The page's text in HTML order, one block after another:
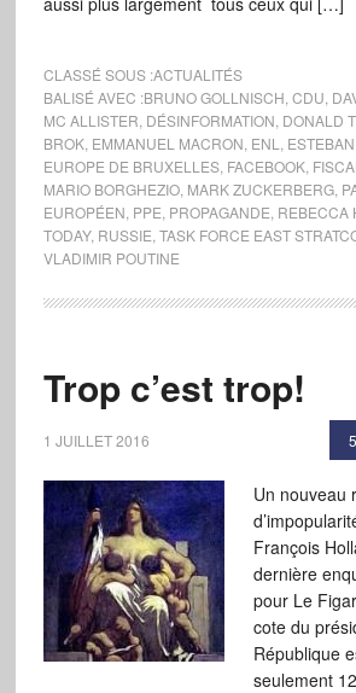
CLASSÉ SOUS :ACTUALITÉS
BALISÉ AVEC :BRUNO GOLLNISCH CDU
MC ALLISTER DÉSINFORMATION DONALD
BROK, EMMANUEL MACRON ENL
EUROPE DE BRUXELLES, FACEBOOK,
MARIO BORGHEZIO, MARK ZUCKERBERG,
EUROPÉEN PPE PROPAGANDE REBECCA
TODAY, RUSSIE TASK FORCE EAST
VLADIMIR POUTINE
Trop c’est trop!
1 JUILLET 2016
Un nouveau
François
dernière
pour Le
cote du
République
seulement